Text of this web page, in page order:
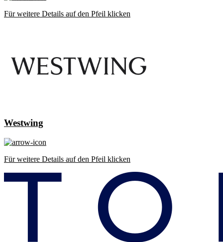
Für weitere Details auf den Pfeil klicken
Westwing
Für weitere Details auf den Pfeil klicken